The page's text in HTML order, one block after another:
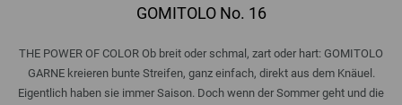
GOMITOLO No. 16
THE POWER OF COLOR Ob breit oder schmal, zart oder hart: GOMITOLO
GARNE kreieren bunte Streifen, ganz einfach, direkt aus dem Knäuel.
Eigentlich haben sie immer Saison. Doch wenn der Sommer geht und die